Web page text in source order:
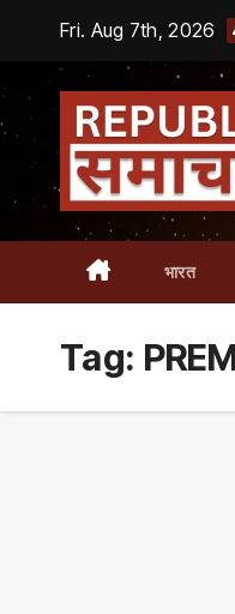
content
Fri. Aug 7th, 2026
भारत
Tag: